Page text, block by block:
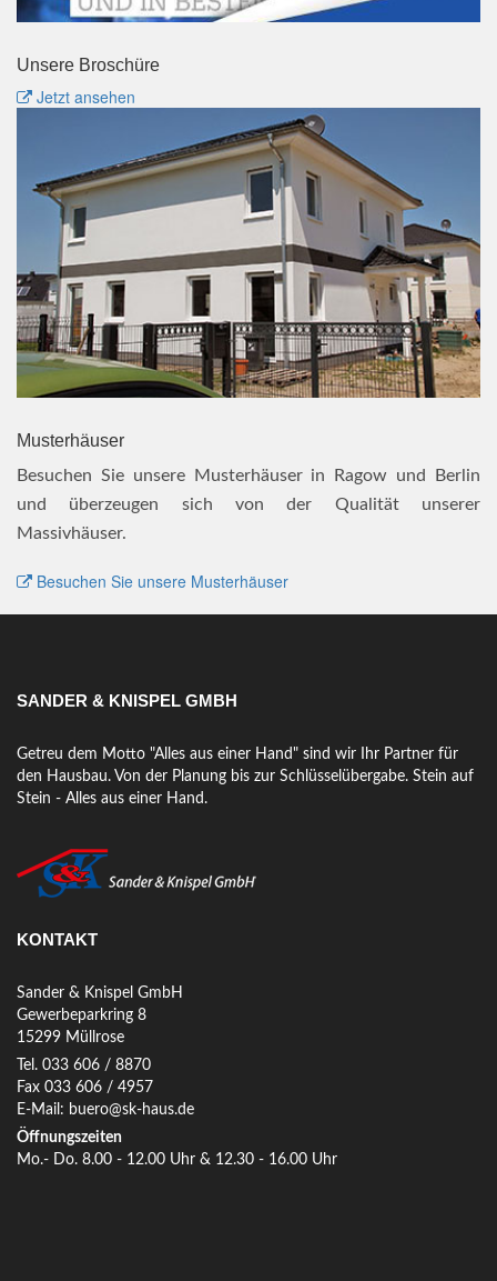
Unsere Broschüre
Jetzt ansehen
Musterhäuser
Besuchen Sie unsere Musterhäuser in Ragow und Berlin
und überzeugen sich von der Qualität unserer
Massivhäuser.
Besuchen Sie unsere Musterhäuser
SANDER & KNISPEL GMBH
Getreu dem Motto "Alles aus einer Hand" sind wir Ihr Partner für
den Hausbau. Von der Planung bis zur Schlüsselübergabe. Stein auf
Stein - Alles aus einer Hand.
KONTAKT
Sander & Knispel GmbH
Gewerbeparkring 8
15299 Müllrose
Tel. 033 606 / 8870
Fax 033 606 / 4957
E-Mail: buero@sk-haus.de
Öffnungszeiten
Mo.- Do. 8.00 - 12.00 Uhr & 12.30 - 16.00 Uhr